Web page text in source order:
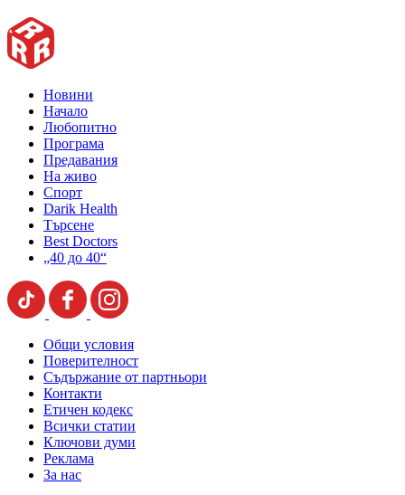
Новини
Начало
Любопитно
Програма
Предавания
На живо
Спорт
Darik Health
Търсене
Best Doctors
„40 до 40“
Общи условия
Поверителност
Съдържание от партньори
Контакти
Етичен кодекс
Всички статии
Ключови думи
Реклама
За нас